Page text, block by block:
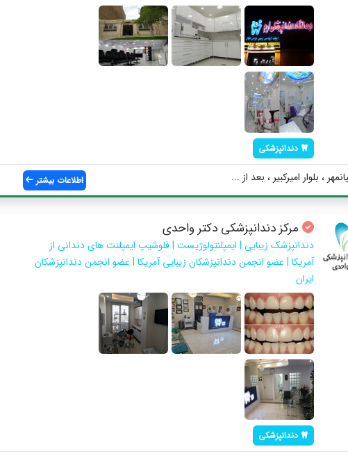
دندانپزشکی
، بلوار امیرکبیر ، بعد از ... اطلاعات بیشتر
مرکز دندانپزشکی دکتر واحدی
دندانپزشک زیبایی | ایمپلنتولوژیست | فلوشیپ ایمپلنت های دندانی از
آمریکا | عضو انجمن دندانپزشکان زیبایی آمریکا | عضو انجمن دندانپزشکان
ایران
دندانپزشکی